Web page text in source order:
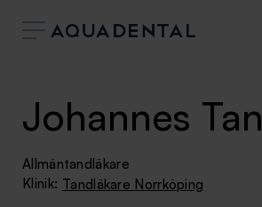
Johannes Tan
Allmäntandläkare
Klinik: Tandläkare Norrköping